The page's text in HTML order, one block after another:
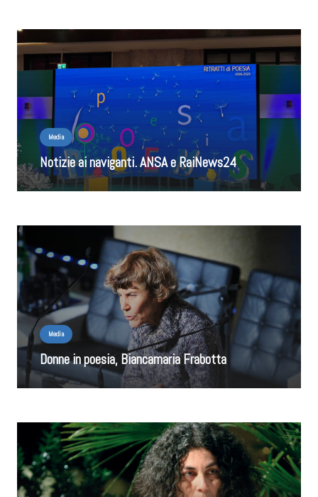
Media
Notizie ai naviganti. ANSA e RaiNews24
Media
Donne in poesia, Biancamaria Frabotta